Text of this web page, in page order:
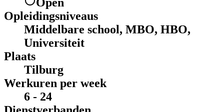
Opleidingsniveaus
Middelbare school, MBO, HBO,
Universiteit
Plaats
Tilburg
Werkuren per week
6 - 24